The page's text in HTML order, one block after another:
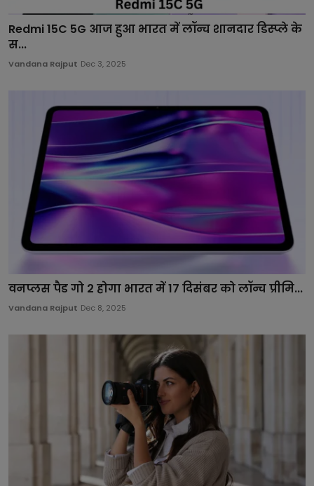
Redmi 15C 5G आज हुआ भारत में लॉन्च शानदार डिस्प्ले के
स...
Vandana Rajput Dec 3, 2025
वनप्लस पैड गो 2 होगा भारत में 17 दिसंबर को लॉन्च प्रीमि...
Vandana Rajput Dec 8, 2025